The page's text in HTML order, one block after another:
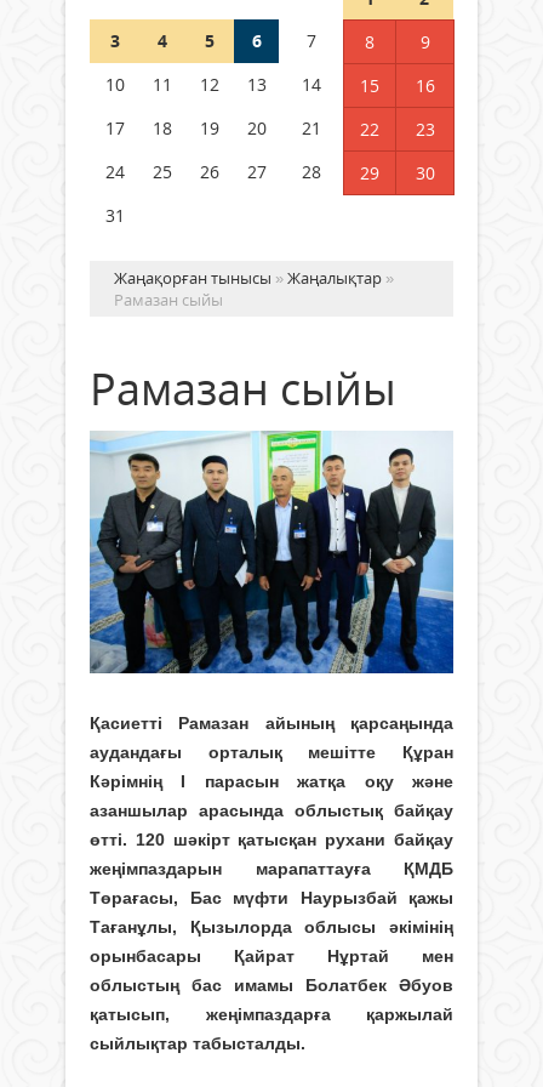
Германия аптап ыстыққа
бастады
04 тамыз 2026 ж.
3
4 5 6 7 8
9
10
11 12 13 14 15
16
17
18 19 20 21 22
23
24
25 26 27 28 29
30
31
Жаңақорған тынысы »Жаңалықтар »
Рамазан сыйы
Рамазан сыйы
Қасиетті Рамазан айының қарсаңында
аудандағы орталық мешітте Құран
Кәрімнің І парасын жатқа оқу және
азаншылар арасында облыстық байқау
өтті. 120 шәкірт қатысқан рухани байқау
жеңімпаздарын марапаттауға ҚМДБ
Төрағасы, Бас мүфти Наурызбай қажы
Тағанұлы, Қызылорда облысы әкімінің
орынбасары Қайрат Нұртай мен
облыстың бас имамы Болатбек Әбуов
қатысып, жеңімпаздарға қаржылай
сыйлықтар табысталды.